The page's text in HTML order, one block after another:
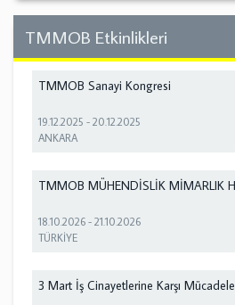
TMMOB Etkinlikleri
TMMOB Sanayi Kongresi
19.12.2025 -20.12.2025
ANKARA
TMMOB MÜHENDİSLİK MİMARLIK
18.10.2026 -21.10.2026
TÜRKİYE
3 Mart İş Cinayetlerine Karşı